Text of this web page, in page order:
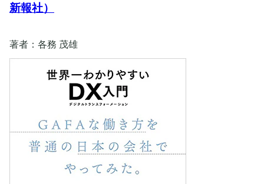
新報社）
著者：各務 茂雄